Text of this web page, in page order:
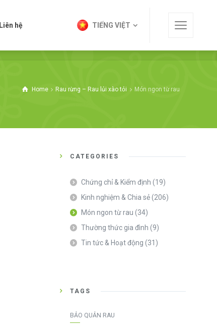
Liên hệ TIẾNG VIỆT
Home Rau rừng – Rau lủi xào tỏi Món ngon từ rau
CATEGORIES
Chứng chỉ & Kiểm định (19)
Kinh nghiệm & Chia sẻ(206)
Món ngon từ rau (34)
Thường thức gia đình (9)
Tin tức & Hoạt động (31)
TAGS
BẢO QUẢN RAU